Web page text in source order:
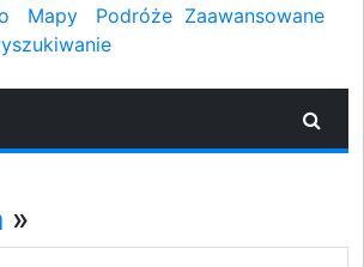
Mapy Podróże Zaawansowane
»